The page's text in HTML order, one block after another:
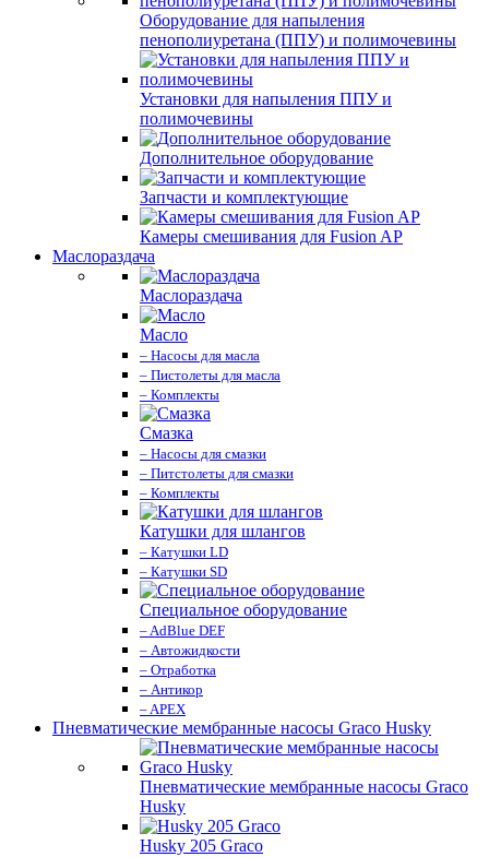
Оборудование для напыления
пенополиуретана (ППУ) и полимочевины
Установки для напыления ППУ и
полимочевины
Дополнительное оборудование
Запчасти и комплектующие
Камеры смешивания для Fusion AP
Маслораздача
Маслораздача
Масло
– Насосы для масла
– Пистолеты для масла
– Комплекты
Смазка
– Насосы для смазки
– Питстолеты для смазки
– Комплекты
Катушки для шлангов
– Катушки LD
– Катушки SD
Специальное оборудование
– AdBlue DEF
– Автожидкости
– Отработка
– Антикор
– APEX
Пневматические мембранные насосы Graco Husky
Пневматические мембранные насосы Graco
Husky
Husky 205 Graco